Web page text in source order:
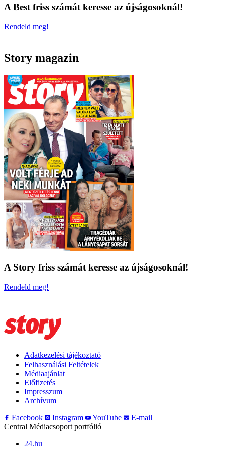
A Best friss számát keresse az újságosoknál!
Rendeld meg!
Story magazin
A Story friss számát keresse az újságosoknál!
Rendeld meg!
Adatkezelési tájékoztató
Felhasználási Feltételek
Médiaajánlat
Előfizetés
Impresszum
Archívum
Facebook
Instagram YouTube
E-mail
Central Médiacsoport portfólió
24.hu